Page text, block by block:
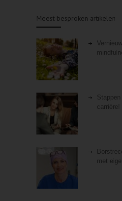
Meest besproken artikelen
carrière!
met